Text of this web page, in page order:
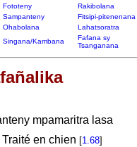
Fototeny
Rakibolana
Sampanteny
Fitsipi-pitenenana
Ohabolana
Lahatsoratra
Singana/Kambana
Fafana sy
Tsanganana
mpamaritra lasa
en chien [1.68]